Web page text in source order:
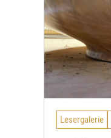
Lesergalerie